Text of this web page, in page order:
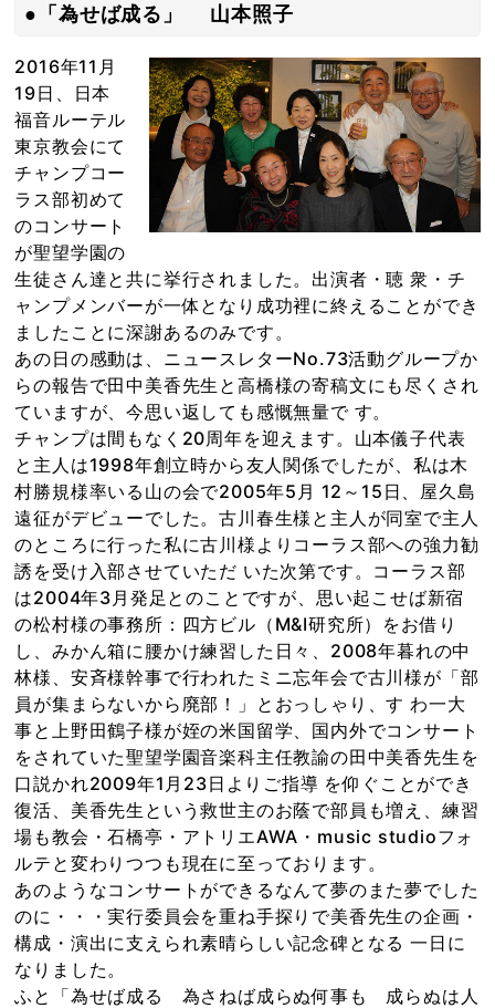
●「為せば成る」 山本照子
2016年11月
19日、日本
福音ルーテル
東京教会にて
チャンプコー
ラス部初めて
のコンサート
が聖望学園の
生徒さん達と共に挙行されました。出演者・聴 衆・チ
ャンプメンバーが一体となり成功裡に終えることができ
ましたことに深謝あるのみです。
あの日の感動は、ニュースレターNo.73活動グループか
らの報告で田中美香先生と高橋様の寄稿文にも尽くされ
ていますが、今思い返しても感慨無量で す。
チャンプは間もなく20周年を迎えます。山本儀子代表
と主人は1998年創立時から友人関係でしたが、私は木
村勝規様率いる山の会で2005年5月 12～15日、屋久島
遠征がデビューでした。古川春生様と主人が同室で主人
のところに行った私に古川様よりコーラス部への強力勧
誘を受け入部させていただ いた次第です。コーラス部
は2004年3月発足とのことですが、思い起こせば新宿
の松村様の事務所：四方ビル（M&I研究所）をお借り
し、みかん箱に腰かけ練習した日々、2008年暮れの中
林様、安斉様幹事で行われたミニ忘年会で古川様が「部
員が集まらないから廃部！」とおっしゃり、す わ一大
事と上野田鶴子様が姪の米国留学、国内外でコンサート
をされていた聖望学園音楽科主任教諭の田中美香先生を
口説かれ2009年1月23日よりご指導 を仰ぐことができ
復活、美香先生という救世主のお蔭で部員も増え、練習
場も教会・石橋亭・アトリエAWA・music studioフォ
ルテと変わりつつも現在に至っております。
あのようなコンサートができるなんて夢のまた夢でした
のに・・・実行委員会を重ね手探りで美香先生の企画・
構成・演出に支えられ素晴らしい記念碑となる 一日に
なりました。
ふと「為せば成る 為さねば成らぬ何事も 成らぬは人